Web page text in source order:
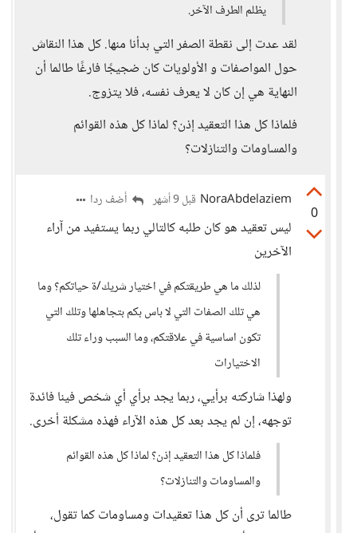
يظلم الطرف الآخر.
لقد عدت إلى نقطة الصفر التي بدأنا منها. كل هذا النقاش
حول المواصفات و الأولويات كان ضجيجًا فارغًا طالما أن
النهاية هي إن كان لا يعرف نفسه، فلا يتزوج.
فلماذا كل هذا التعقيد إذن؟ لماذا كل هذه القوائم
والمساومات والتنازلات؟
0
NoraAbdelaziem قبل 9 أشهر أضف ردا
ليس تعقيد هو كان طلبه كالتالي ربما يستفيد من آراء
الآخرين
لذلك ما هي طريقتكم في اختيار شريك/ة حياتكم؟ وما
هي تلك الصفات التي لا باس بكم بتجاهلها وتلك التي
تكون اساسية في علاقتكم، وما السبب وراء تلك
الاختيارات
ولهذا شاركته برأيي، ربما يجد برأي أي شخص فينا فائدة
توجهه، إن لم يجد بعد كل هذه الآراء فهذه مشكلة أخرى.
فلماذا كل هذا التعقيد إذن؟ لماذا كل هذه القوائم
والمساومات والتنازلات؟
طالما ترى أن كل هذا تعقيدات ومساومات كما تقول،